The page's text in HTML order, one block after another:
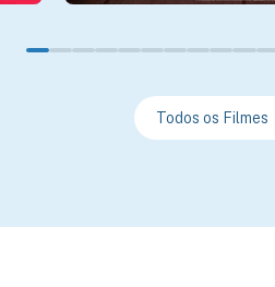
Todos os Filmes